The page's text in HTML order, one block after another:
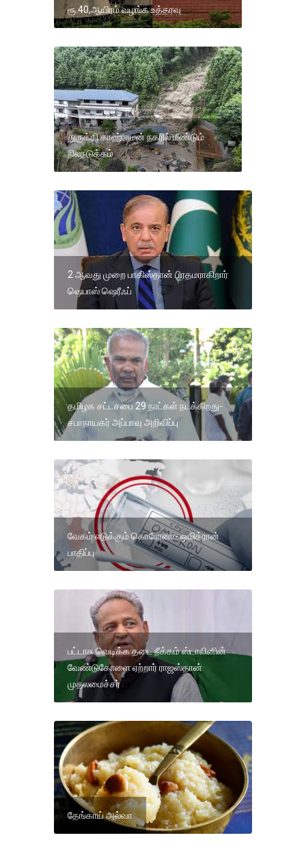
ரூ.40,ஆயிரம் வழங்க உத்தரவு
துருக்கி காஹ்ராமன் நகரில் மீண்டும்
நிலநடுக்கம்
2 ஆவது முறை பாகிஸ்தான் பிரதமராகிறார்
ஷெபாஸ் ஷெரீஃப்
தமிழக சட்டசபை 29 நாட்கள் நடக்கிறது-
சபாநாயகர் அப்பாவு அறிவிப்பு
வேகம் எடுக்கும் கொரோனா- ஒமிக்ரான்
பாதிப்பு
பட்டாசு வெடிக்க தடை நீக்கம் ஸ்டாலினின்
வேண்டுகோளை ஏற்றார் ராஜஸ்தான்
முதலமைச்சர்
தேங்காய் அல்வா